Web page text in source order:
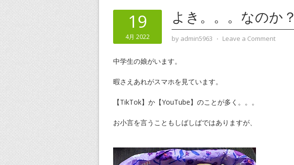
19
4月 2022
よき。。。なのか？
by admin5963 ⋅ Leave a Comment
中学生の娘がいます。
暇さえあれがスマホを見ています。
【TikTok】か【YouTube】のことが多く。。。
お小言を言うこともしばしばではありますが、